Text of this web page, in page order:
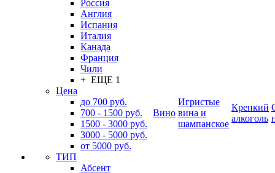
Россия
Англия
Испания
Италия
Канада
Франция
Чили
+ ЕЩЕ 1
Цена
до 700 руб.
700 - 1500 руб.
1500 - 3000 руб.
3000 - 5000 руб.
от 5000 руб.
ТИП
Абсент
Вино
Игристые
вина и
шампанское
Крепкий
алкоголь